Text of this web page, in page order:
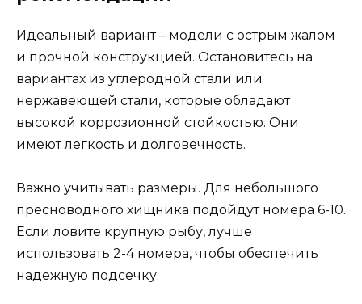
Идеальный вариант – модели с острым жалом
и прочной конструкцией. Остановитесь на
вариантах из углеродной стали или
нержавеющей стали, которые обладают
высокой коррозионной стойкостью. Они
имеют легкость и долговечность.
Важно учитывать размеры. Для небольшого
пресноводного хищника подойдут номера 6-10.
Если ловите крупную рыбу, лучше
использовать 2-4 номера, чтобы обеспечить
надежную подсечку.